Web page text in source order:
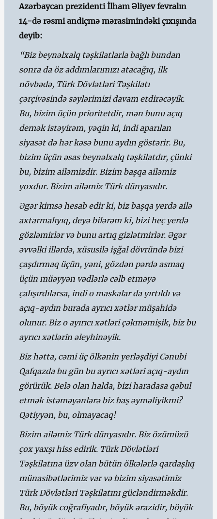
Azərbaycan prezidenti İlham Əliyev fevralın
14-də rəsmi andiçmə mərasimindəki çıxışında
deyib:
“Biz beynəlxalq təşkilatlarla bağlı bundan
sonra da öz addımlarımızı atacağıq, ilk
növbədə, Türk Dövlətləri Təşkilatı
çərçivəsində səylərimizi davam etdirəcəyik.
Bu, bizim üçün prioritetdir, mən bunu açıq
demək istəyirəm, yəqin ki, indi aparılan
siyasət də hər kəsə bunu aydın göstərir. Bu,
bizim üçün əsas beynəlxalq təşkilatdır, çünki
bu, bizim ailəmizdir. Bizim başqa ailəmiz
yoxdur. Bizim ailəmiz Türk dünyasıdır.
Əgər kimsə hesab edir ki, biz başqa yerdə ailə
axtarmalıyıq, deyə bilərəm ki, bizi heç yerdə
gözləmirlər və bunu artıq gizlətmirlər. Əgər
əvvəlki illərdə, xüsusilə işğal dövründə bizi
çaşdırmaq üçün, yəni, gözdən pərdə asmaq
üçün müəyyən vədlərlə cəlb etməyə
çalışırdılarsa, indi o maskalar da yırtıldı və
açıq-aydın burada ayrıcı xətlər müşahidə
olunur. Biz o ayırıcı xətləri çəkməmişik, biz bu
ayrıcı xətlərin əleyhinəyik.
Biz hətta, cəmi üç ölkənin yerləşdiyi Cənubi
Qafqazda bu gün bu ayrıcı xətləri açıq-aydın
görürük. Belə olan halda, bizi haradasa qəbul
etmək istəməyənlərə biz baş əyməliyikmi?
Qətiyyən, bu, olmayacaq!
Bizim ailəmiz Türk dünyasıdır. Biz özümüzü
çox yaxşı hiss edirik. Türk Dövlətləri
Təşkilatına üzv olan bütün ölkələrlə qardaşlıq
münasibətlərimiz var və bizim siyasətimiz
Türk Dövlətləri Təşkilatını gücləndirməkdir.
Bu, böyük coğrafiyadır, böyük ərazidir, böyük